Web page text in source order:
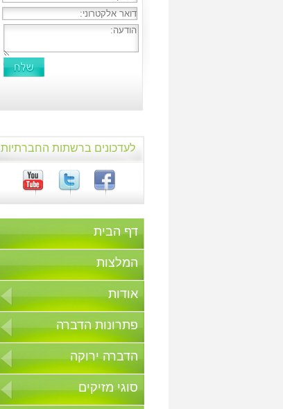
לעדכונים ברשתות החברתיות
דף הבית
המלצות
אודות
פתרונות הדברה
הדברה ירוקה
סוגי מזיקים